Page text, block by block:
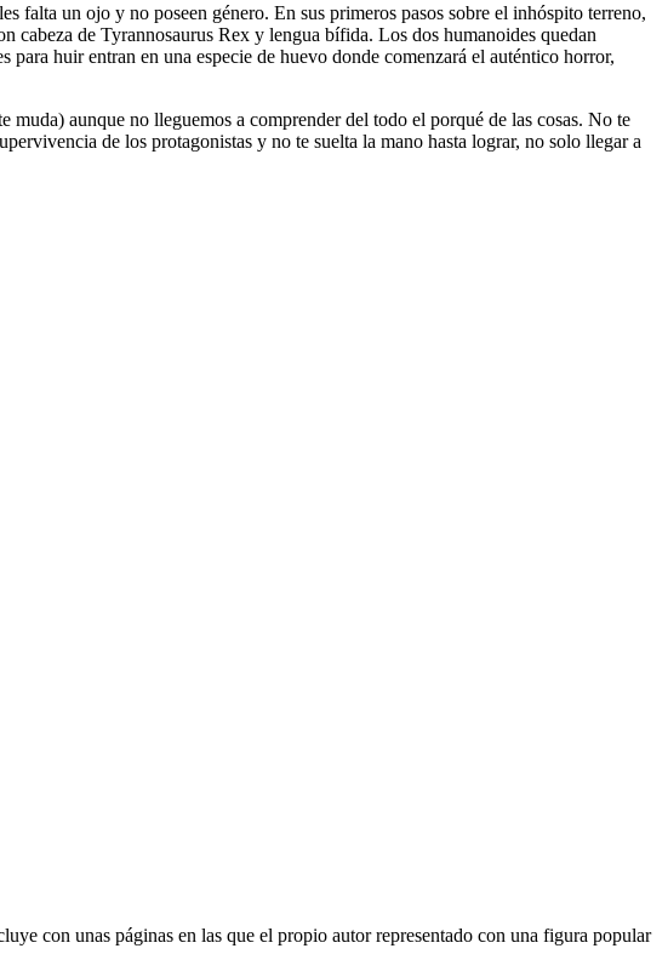
falta un ojo y no poseen género. En sus primeros pasos sobre el inhóspito terreno,
cabeza de Tyrannosaurus Rex y lengua bífida. Los dos humanoides quedan
huir entran en una especie de huevo donde comenzará el auténtico horror,
aunque no lleguemos a comprender del todo el porqué de las cosas. No te
de los protagonistas y no te suelta la mano hasta lograr, no solo llegar a
con unas páginas en las que el propio autor representado con una figura popular